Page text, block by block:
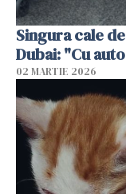
Singura cale
Dubai: "Cu
02 MARTIE 2026